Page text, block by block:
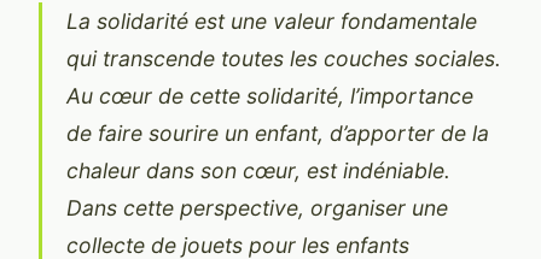
La solidarité est une valeur fondamentale
qui transcende toutes les couches sociales.
Au cœur de cette solidarité, l’importance
de faire sourire un enfant, d’apporter de la
chaleur dans son cœur, est indéniable.
Dans cette perspective, organiser une
collecte de jouets pour les enfants